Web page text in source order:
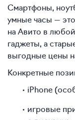
Смартфоны,
умные часы —
на Авито в
гаджеты, а
выгодные цены
Конкретные
iPhone
игровые